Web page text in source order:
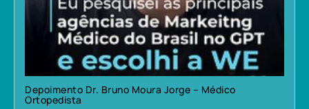
Depoimento Dr. Bruno Moura Jorge – Médico
Ortopedista